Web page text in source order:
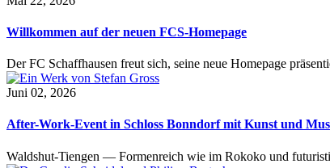
Willkommen auf der neuen FCS-Homepage
Der FC Schaffhausen freut sich, seine neue Homepage
Juni 02, 2026
After-Work-Event in Schloss Bonndorf mit Kunst und
Waldshut-Tiengen — Formenreich wie im Rokoko und